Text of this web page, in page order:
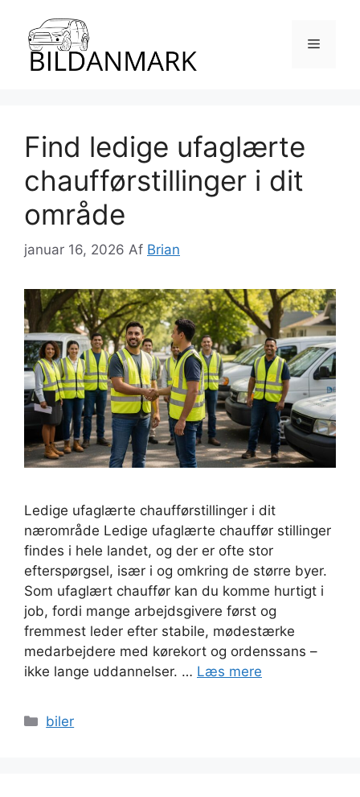
indhold
Menu
Find ledige ufaglærte
chaufførstillinger i dit
område
januar 16, 2026 Af Brian
Ledige ufaglærte chaufførstillinger i dit
nærområde Ledige ufaglærte chauffør stillinger
findes i hele landet, og der er ofte stor
efterspørgsel, især i og omkring de større byer.
Som ufaglært chauffør kan du komme hurtigt i
job, fordi mange arbejdsgivere først og
fremmest leder efter stabile, mødestærke
medarbejdere med kørekort og ordenssans –
ikke lange uddannelser. … Læs mere
Kategorier
biler